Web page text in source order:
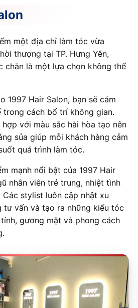
một địa chỉ làm tóc vừa
thượng tại TP. Hưng Yên,
chắn là một lựa chọn không thể
1997 Hair Salon, bạn sẽ cảm
trong cách bố trí không gian.
với màu sắc hài hòa tạo nên
sủa giúp mỗi khách hàng cảm
quá trình làm tóc.
mạnh nổi bật của 1997 Hair
nhân viên trẻ trung, nhiệt tình
Các stylist luôn cập nhật xu
tư vấn và tạo ra những kiểu tóc
gương mặt và phong cách